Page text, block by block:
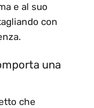
e al suo
con
una
che